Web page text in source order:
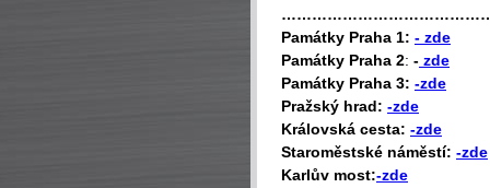
Památky Praha 1: - zde
Památky Praha 2: - zde
Památky Praha 3: -zde
Pražský hrad: -zde
Královská cesta: -zde
Staroměstské náměstí: -zde
Karlův most:-zde